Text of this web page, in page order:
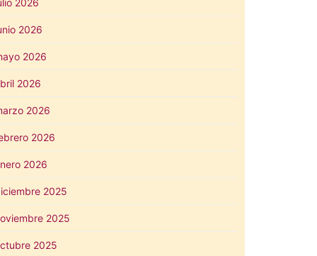
2026
2026
2026
2026
2026
2026
2025
2025
2025